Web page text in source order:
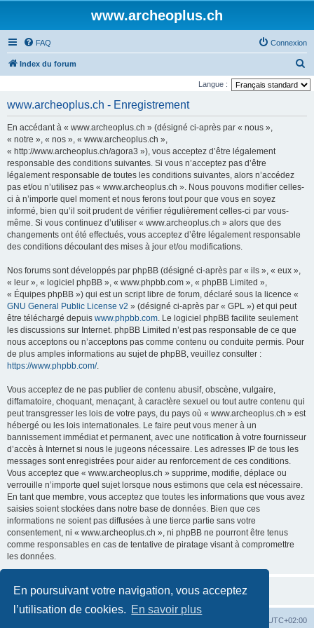
En poursuivant votre navigation, vous acceptez
l’utilisation de cookies. En savoir plus
www.archeoplus.ch
FAQ Connexion
Index du forum
e
Langue :
www.archeoplus.ch - Enregistrement
En accédant à « www.archeoplus.ch » (désigné ci-après par « nous »,
« notre », « nos », « www.archeoplus.ch »,
« http://www.archeoplus.ch/agora3 »), vous acceptez d’être légalement
responsable des conditions suivantes. Si vous n’acceptez pas d’être
légalement responsable de toutes les conditions suivantes, alors n’accédez
pas et/ou n’utilisez pas « www.archeoplus.ch ». Nous pouvons modifier celles-
ci à n’importe quel moment et nous ferons tout pour que vous en soyez
informé, bien qu’il soit prudent de vérifier régulièrement celles-ci par vous-
même. Si vous continuez d’utiliser « www.archeoplus.ch » alors que des
changements ont été effectués, vous acceptez d’être légalement responsable
des conditions découlant des mises à jour et/ou modifications.
Nos forums sont développés par phpBB (désigné ci-après par « ils », « eux »,
« leur », « logiciel phpBB », « www.phpbb.com », « phpBB Limited »,
« Équipes phpBB ») qui est un script libre de forum, déclaré sous la licence «
GNU General Public License v2 » (désigné ci-après par « GPL ») et qui peut
être téléchargé depuis www.phpbb.com. Le logiciel phpBB facilite seulement
les discussions sur Internet. phpBB Limited n’est pas responsable de ce que
nous acceptons ou n’acceptons pas comme contenu ou conduite permis. Pour
de plus amples informations au sujet de phpBB, veuillez consulter :
https://www.phpbb.com/.
Vous acceptez de ne pas publier de contenu abusif, obscène, vulgaire,
diffamatoire, choquant, menaçant, à caractère sexuel ou tout autre contenu qui
peut transgresser les lois de votre pays, du pays où « www.archeoplus.ch » est
hébergé ou les lois internationales. Le faire peut vous mener à un
bannissement immédiat et permanent, avec une notification à votre fournisseur
d’accès à Internet si nous le jugeons nécessaire. Les adresses IP de tous les
messages sont enregistrées pour aider au renforcement de ces conditions.
Vous acceptez que « www.archeoplus.ch » supprime, modifie, déplace ou
verrouille n’importe quel sujet lorsque nous estimons que cela est nécessaire.
En tant que membre, vous acceptez que toutes les informations que vous avez
saisies soient stockées dans notre base de données. Bien que ces
informations ne soient pas diffusées à une tierce partie sans votre
consentement, ni « www.archeoplus.ch », ni phpBB ne pourront être tenus
comme responsables en cas de tentative de piratage visant à compromettre
les données.
UTC+02:00